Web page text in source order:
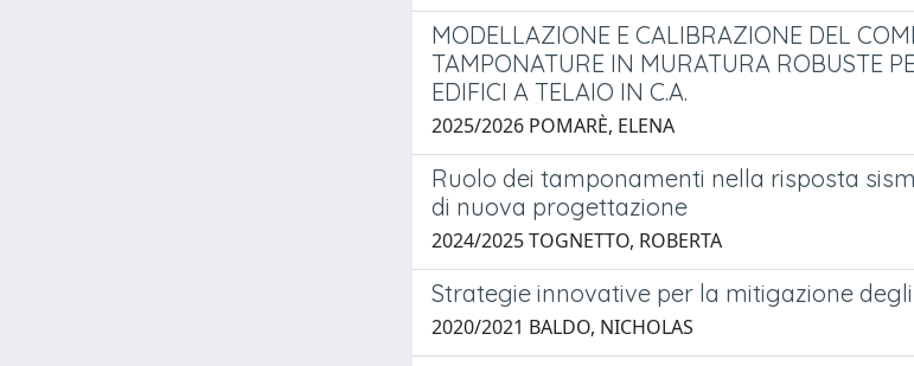
MODELLAZIONE E CALIBRAZIONE DEL
TAMPONATURE IN MURATURA ROBUSTE
EDIFICI A TELAIO IN C.A.
2025/2026 POMARÈ, ELENA
Ruolo dei tamponamenti nella risposta
di nuova progettazione
2024/2025 TOGNETTO, ROBERTA
Strategie innovative per la mitigazione
2020/2021 BALDO, NICHOLAS